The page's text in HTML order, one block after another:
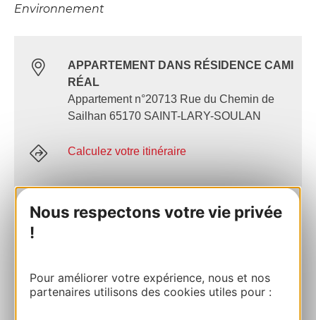
Nous respectons votre vie privée
!
Pour améliorer votre expérience, nous et nos
partenaires utilisons des cookies utiles pour :
Environnement
APPARTEMENT DANS RÉSIDENCE CAMI
RÉAL
Appartement n°20713 Rue du Chemin de
Sailhan 65170 SAINT-LARY-SOULAN
Calculez votre itinéraire
AJOUTER
AU CARNET